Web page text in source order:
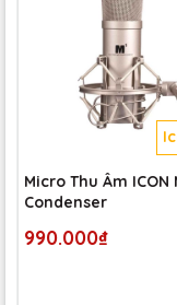
Micro Thu Âm ICON
Condenser
990.000₫